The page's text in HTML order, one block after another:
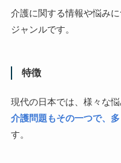
介護に関する情報や悩み
ジャンルです。
特徴
現代の日本では、様々な
介護問題もその一つで、多
す。